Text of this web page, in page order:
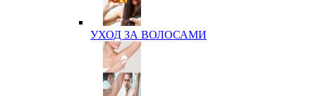
УХОД ЗА ВОЛОСАМИ